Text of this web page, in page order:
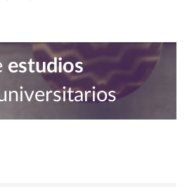
estudios